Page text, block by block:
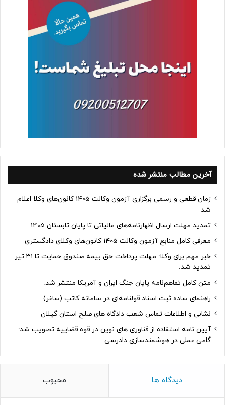
آخرین مطالب منتشر شده
زمان قطعی و رسمی برگزاری آزمون وکالت 1405 کانون‌های وکلا اعلام
شد
تمدید مهلت ارسال اظهارنامه‌های مالیاتی تا پایان تابستان 1405
معرفی کامل منابع آزمون وکالت 1405 کانون‌های وکلای دادگستری
خبر مهم برای وکلا: مهلت پرداخت حق بیمه صندوق حمایت تا ۳۱ تیر
تمدید شد.
متن کامل تفاهم‌نامه پایان جنگ ایران و آمریکا منتشر شد.
راهنمای ساده ثبت اسناد قولنامه‌ای در سامانه کاتب (ساغر)
نشانی و اطلاعات تماس شعب دادگاه های صلح استان گیلان
آیین نامه استفاده از فناوری های نوین در قوه قضاییه تصویب شد:
گامی عملی در هوشمندسازی دادرسی
دیدگاه ها محبوب